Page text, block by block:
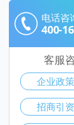
电话咨
400-
客服
企业政
招商引